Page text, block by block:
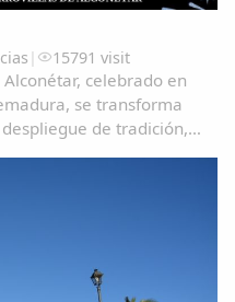
| 15791 visit
celebrado en
se transforma
de tradición,